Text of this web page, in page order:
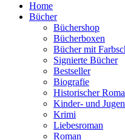
Home
Bücher
Büchershop
Bücherboxen
Bücher mit
Signierte Bücher
Bestseller
Biografie
Historischer
Kinder- und
Krimi
Liebesroman
Roman